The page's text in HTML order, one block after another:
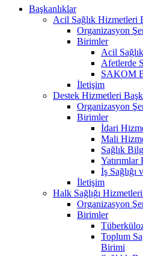
Başkanlıklar
Acil Sağlık Hizmetleri
Organizasyon
Birimler
Acil
Afetlerde
SAKOM
İletişim
Destek Hizmetleri
Organizasyon
Birimler
İdari
Mali
Sağlık
İş
İletişim
Halk Sağlığı Hizmetleri
Organizasyon
Birimler
Toplum
Birimi